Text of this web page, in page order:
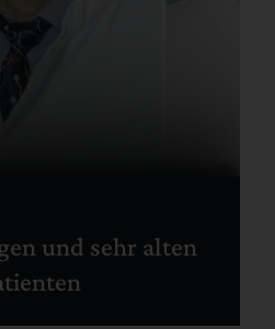
und sehr alten